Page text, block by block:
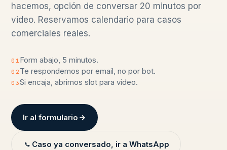
hacemos, opción de conversar 20 minutos por
video. Reservamos calendario para casos
comerciales reales.
01 Form abajo, 5 minutos.
02 Te respondemos por email, no por bot.
03Si encaja, abrimos slot para video.
Ir al formulario
Caso ya conversado, ir a WhatsApp